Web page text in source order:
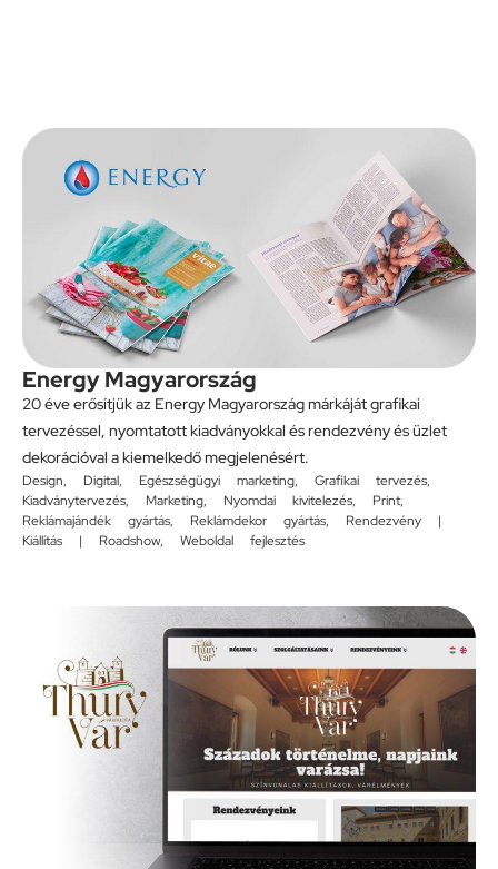
Energy Magyarország
20 éve erősítjük az Energy Magyarország márkáját grafikai
tervezéssel, nyomtatott kiadványokkal és rendezvény és üzlet
dekorációval a kiemelkedő megjelenésért.
Design, Digital, Egészségügyi marketing, Grafikai tervezés,
Kiadványtervezés, Marketing, Nyomdai kivitelezés, Print,
Reklámajándék gyártás, Reklámdekor gyártás, Rendezvény |
Kiállítás | Roadshow, Weboldal fejlesztés